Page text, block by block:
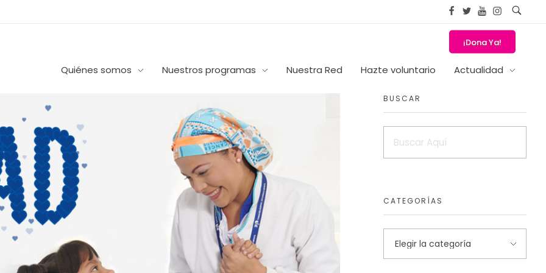
¡Dona Ya!
Quiénes somos Nuestros programas Nuestra Red Hazte voluntario Actualidad
BUSCAR
CATEGORÍAS